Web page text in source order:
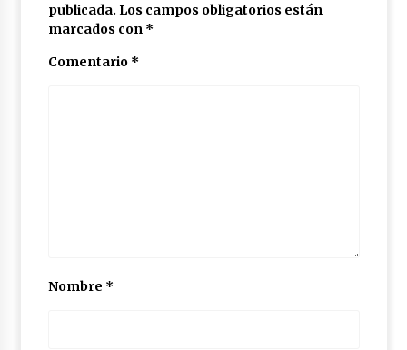
publicada. Los campos obligatorios están
marcados con *
Comentario *
Nombre *